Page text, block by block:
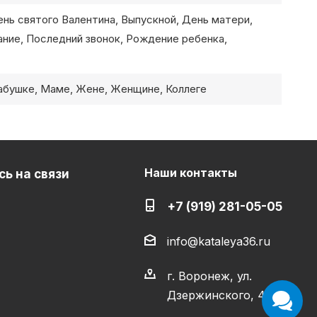
святого Валентина, Выпускной, День матери,
Последний звонок, Рождение ребенка,
Маме, Жене, Женщине, Коллеге
на связи Наши контакты
+7 (919) 281-05-05
info@kataleya36.ru
г. Воронеж, ул.
Дзержинского, 4